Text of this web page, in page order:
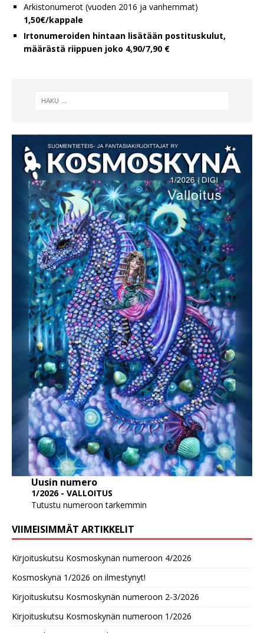
Arkistonumerot (vuoden 2016 ja vanhemmat)
1,50€/kappale
Irtonumeroiden hintaan lisätään postituskulut,
määrästä riippuen joko 4,90/7,90 €
Uusin numero
1/2026 - VALLOITUS
Tutustu numeroon tarkemmin
VIIMEISIMMÄT ARTIKKELIT
Kirjoituskutsu Kosmoskynän numeroon 4/2026
Kosmoskynä 1/2026 on ilmestynyt!
Kirjoituskutsu Kosmoskynän numeroon 2-3/2026
Kirjoituskutsu Kosmoskynän numeroon 1/2026